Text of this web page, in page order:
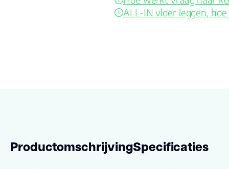
ALL-IN vloer leggen,
ProductomschrijvingSpecificaties